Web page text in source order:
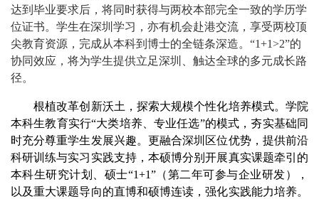
达到毕业要求后，将同时获得与两校本部完全一致的学历学
位证书。学生在深圳学习，亦有机会赴港交流，享受两校顶
尖教育资源，完成从本科到博士的全链条深造。“1+1>2”的
协同效应，将为学生提供立足深圳、触达全球的多元成长路
径。
根植改革创新沃土，探索大规模个性化培养模式。学院
本科生教育实行“大类培养、专业任选”的模式，夯实基础同
时充分尊重学生发展兴趣。更融合深圳区位优势，提供前沿
科研训练与实习实践支持，本硕博分别开展真实课题牵引的
本科生研究计划、硕士“1+1”（第二年可参与企业研发），
以及重大课题导向的直博和硕博连读，强化实践能力培养。